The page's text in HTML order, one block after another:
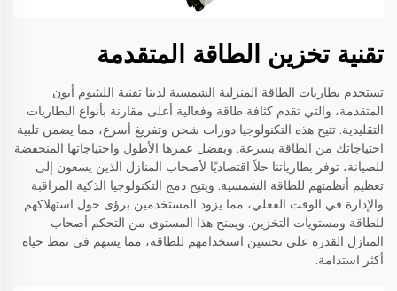
تقنية تخزين الطاقة المتقدمة
تستخدم بطاريات الطاقة المنزلية الشمسية لدينا تقنية الليثيوم أيون
المتقدمة، والتي تقدم كثافة طاقة وفعالية أعلى مقارنة بأنواع البطاريات
التقليدية. تتيح هذه التكنولوجيا دورات شحن وتفريغ أسرع، مما يضمن تلبية
احتياجاتك من الطاقة بسرعة. وبفضل عمرها الأطول واحتياجاتها المنخفضة
للصيانة، توفر بطارياتنا حلاً اقتصاديًا لأصحاب المنازل الذين يسعون إلى
تعظيم أنظمتهم للطاقة الشمسية. ويتيح دمج التكنولوجيا الذكية المراقبة
والإدارة في الوقت الفعلي، مما يزود المستخدمين برؤى حول استهلاكهم
للطاقة ومستويات التخزين. ويمنح هذا المستوى من التحكم أصحاب
المنازل القدرة على تحسين استخدامهم للطاقة، مما يسهم في نمط حياة
أكثر استدامة.